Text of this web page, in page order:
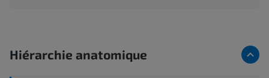
Hiérarchie anatomique